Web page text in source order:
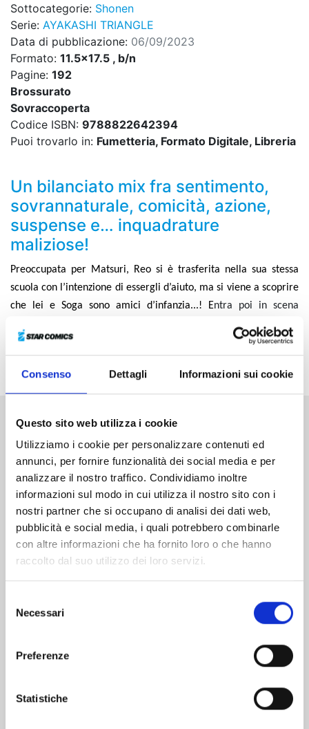
Consenso Dettagli Informazioni sui cookie
Questo sito web utilizza i cookie
Utilizziamo i cookie per personalizzare contenuti ed
annunci, per fornire funzionalità dei social media e per
analizzare il nostro traffico. Condividiamo inoltre
informazioni sul modo in cui utilizza il nostro sito con i
nostri partner che si occupano di analisi dei dati web,
pubblicità e social media, i quali potrebbero combinarle
con altre informazioni che ha fornito loro o che hanno
raccolto dal suo utilizzo dei loro servizi.
delNecessari
Preferenze
Statistiche
Sottocategorie: Shonen
Serie: AYAKASHI TRIANGLE
Data di pubblicazione: 06/09/2023
Formato: 11.5x17.5 , b/n
Pagine: 192
Brossurato
Sovraccoperta
Codice ISBN: 9788822642394
Puoi trovarlo in: Fumetteria, Formato Digitale, Libreria
Un bilanciato mix fra sentimento,
sovrannaturale, comicità, azione,
suspense e… inquadrature
maliziose!
Preoccupata per Matsuri, Reo si è trasferita nella sua stessa
scuola con l’intenzione di essergli d’aiuto, ma si viene a scoprire
che lei e Soga sono amici d’infanzia...! Entra poi in scena
si ritrovano in balia dei suoi continui attacchi. Ma quale sarà il
Altri volumi della serie